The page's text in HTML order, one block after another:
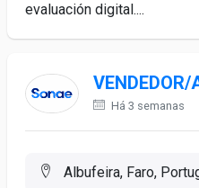
evaluación digital....
VENDEDOR/
Há 3 semanas
Albufeira, Faro,